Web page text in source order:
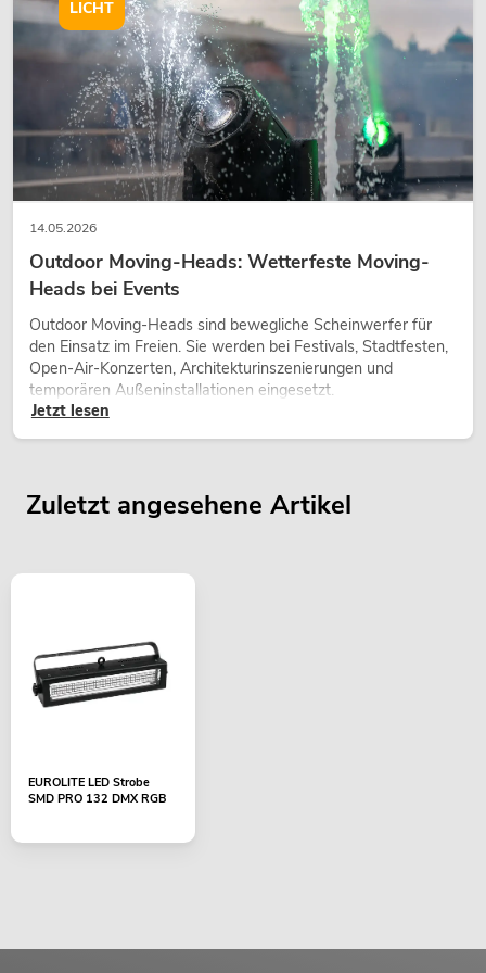
14.05.2026
Outdoor Moving-Heads: Wetterfeste Moving-
Heads bei Events
Outdoor Moving-Heads sind bewegliche Scheinwerfer für
den Einsatz im Freien. Sie werden bei Festivals, Stadtfesten,
Open-Air-Konzerten, Architekturinszenierungen und
temporären Außeninstallationen eingesetzt.
Jetzt lesen
LICHT
Zuletzt angesehene Artikel
EUROLITE LED Strobe
SMD PRO 132 DMX RGB